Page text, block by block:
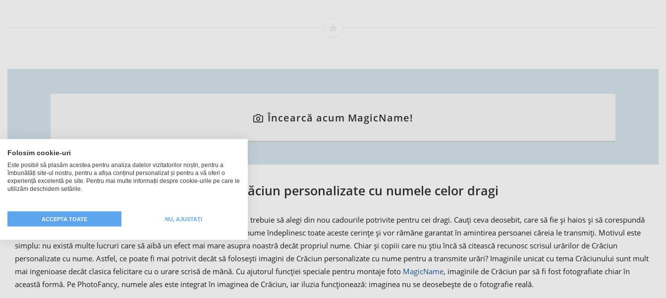
Încearcă acum MagicName!
Imagini de Crăciun personalizate cu numele celor dragi
În fiecare an, ziua de 24 decembrie pare că vine mai devreme - iar tu trebuie să alegi din nou cadourile potrivite pentru cei dragi. Cauți ceva deosebit, care să fie și haios și să corespundă
motto-ului „simplu, dar genial“? Urările de Crăciun personalizate cu nume îndeplinesc toate aceste cerințe și vor rămâne garantat în amintirea persoanei căreia le transmiți. Motivul este
simplu: nu există multe lucruri care să aibă un efect mai mare asupra noastră decât propriul nume. Chiar și copiii care nu știu încă să citească recunosc scrisul urărilor de Crăciun
personalizate cu nume. Astfel, ce poate fi mai potrivit decât să folosești imagini de Crăciun personalizate cu nume pentru a transmite urări? Imaginile unicat cu tema Crăciunului sunt mult
mai ingenioase decât clasica felicitare cu o urare scrisă de mână. Cu ajutorul funcției speciale pentru montaje foto MagicName, imaginile de Crăciun par să fi fost fotografiate chiar în
această formă. Pe PhotoFancy, numele ales este integrat în imaginea de Crăciun, iar iluzia funcționează: imaginea nu se deosebește de o fotografie reală.
Folosim cookie-uri
Este posibil să plasăm acestea pentru analiza datelor vizitatorilor noștri, pentru a
îmbunătăți site-ul nostru, pentru a afișa conținut personalizat și pentru a vă oferi o
experiență excelentă pe site. Pentru mai multe informații despre cookie-urile pe care le
utilizăm deschidem setările.
ACCEPTA TOATE NU, AJUSTAȚI